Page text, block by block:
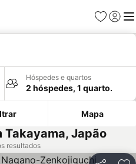
Favoritos
Iniciar
Hóspedes e quartos
2 hóspedes, 1 quarto.
Mapa
Takayama, Japão
resultados